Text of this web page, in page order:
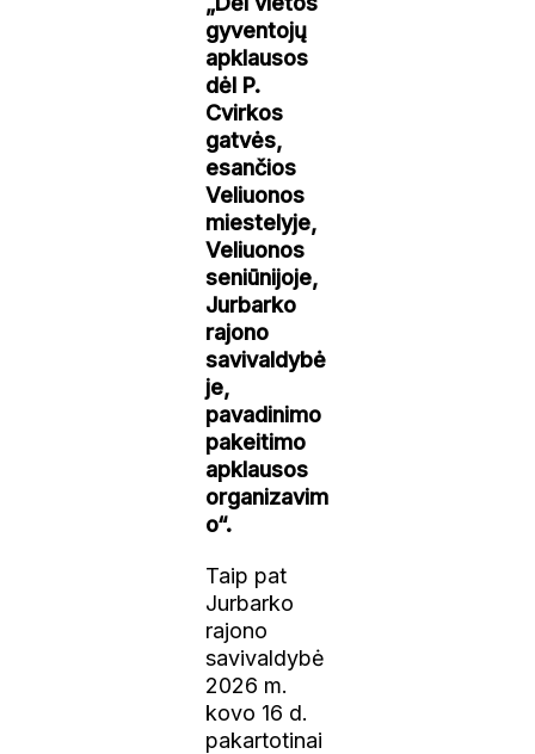
gyventojų
apklausos
dėl P.
Cvirkos
gatvės,
esančios
Veliuonos
miestelyje,
Veliuonos
seniūnijoje,
Jurbarko
rajono
savivaldybė
je,
pavadinimo
pakeitimo
apklausos
organizavim
o“.
Taip pat
Jurbarko
rajono
savivaldybė
2026 m.
kovo 16 d.
pakartotinai